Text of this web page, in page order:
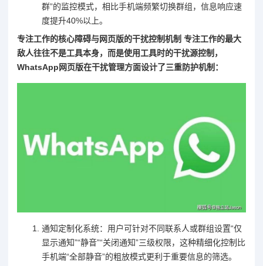
群”的监控模式，相比手机端频繁切换群组，信息响应速
度提升40%以上。
专注工作的核心障碍与网页版的干扰控制机制 专注工作的最大
敌人往往不是工具本身，而是使用工具时的干扰源控制，
WhatsApp网页版在干扰管理方面设计了三重防护机制：
通知定制化系统：用户可针对不同联系人或群组设置“仅
显示通知”“静音”“关闭通知”三级权限，这种精细化控制比
手机端“全部静音”的粗放模式更利于重要信息的筛选。